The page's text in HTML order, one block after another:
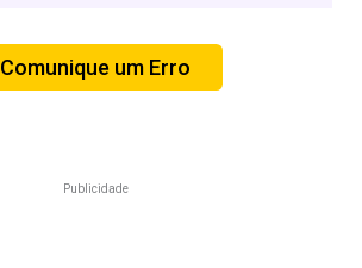
Comunique um Erro
Publicidade